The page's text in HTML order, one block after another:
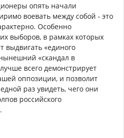
опять начали
воевать между собой - это
Особенно
выборов, в рамках которых
выдвигать «единого
«скандал в
всего демонстрирует
оппозиции, и позволит
раз увидеть, чего они
российского